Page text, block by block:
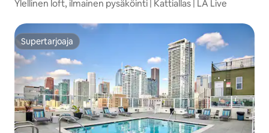
Ylellinen loft, ilmainen pysäköinti | Kattiallas | LA Live
Supertarjoaja
Supertarjoaja